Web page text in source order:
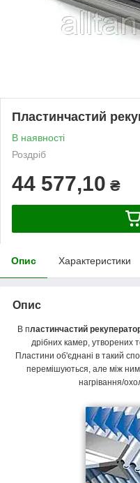
Пластинчастий
В наявності
Роздріб
44 577,10 ₴
Опис Характеристики
Опис
В пластинчастий
дрібних камер, утворених
Пластини об'єднані в такий
перемішуються, але між
нагрівання/